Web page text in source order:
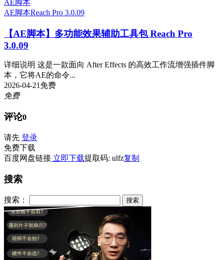
AE脚本
AE脚本Reach Pro 3.0.09
【AE脚本】多功能效果辅助工具包 Reach Pro
3.0.09
详细说明 这是一款面向 After Effects 的高效工作流增强插件脚
本，它将AE的命令...
2026-04-21免费
免费
评论0
请先 登录
免费下载
百度网盘链接 立即下载提取码: ulfz复制
搜索
搜索：